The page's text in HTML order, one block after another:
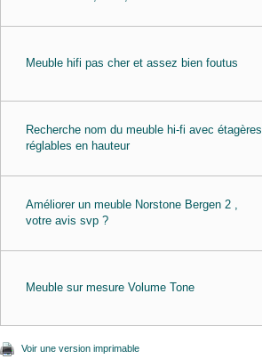
Meuble hifi pas cher et assez bien foutus
Recherche nom du meuble hi-fi avec étagères
réglables en hauteur
Améliorer un meuble Norstone Bergen 2 ,
votre avis svp ?
Meuble sur mesure Volume Tone
Voir une version imprimable